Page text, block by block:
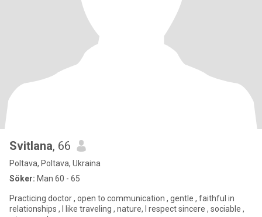
Svitlana, 66
Poltava, Poltava, Ukraina
Söker: Man 60 - 65
Practicing doctor , open to communication , gentle , faithful in
relationships , I like traveling , nature, I respect sincere , sociable ,